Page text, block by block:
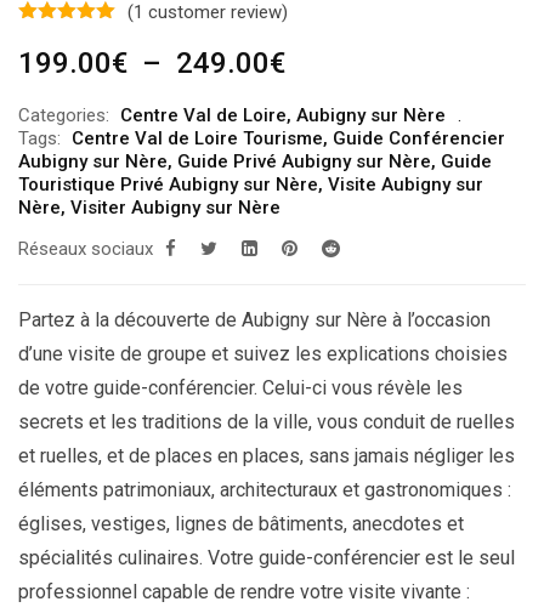
(1 customer review)
199.00€ – 249.00€Plage
prix :
199.00€
à
249.00€
Categories: Centre Val de Loire, Aubigny sur Nère
Tags:
Centre Val de Loire Tourisme, Guide Conférencier
Aubigny sur Nère, Guide Privé Aubigny sur Nère, Guide
Touristique Privé Aubigny sur Nère, Visite Aubigny sur
Nère, Visiter Aubigny sur Nère
Réseaux sociaux
Partez à la découverte de Aubigny sur Nère à l’occasion
d’une visite de groupe et suivez les explications choisies
de votre guide-conférencier. Celui-ci vous révèle les
secrets et les traditions de la ville, vous conduit de ruelles
et ruelles, et de places en places, sans jamais négliger les
éléments patrimoniaux, architecturaux et gastronomiques :
églises, vestiges, lignes de bâtiments, anecdotes et
spécialités culinaires. Votre guide-conférencier est le seul
professionnel capable de rendre votre visite vivante :